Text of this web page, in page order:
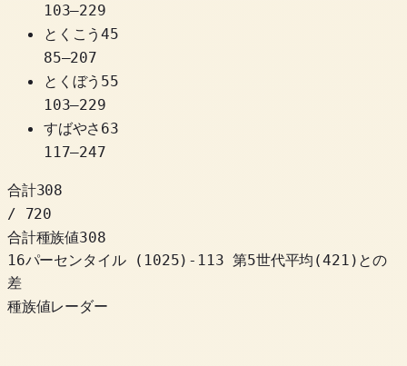
103–229
とくこう45
85–207
とくぼう 55
103–229
すばやさ 63
117–247
合計308
/ 720
合計種族値308
16パーセンタイル
( 1025) -113 第5世代平均(421)との
差
種族値レーダー